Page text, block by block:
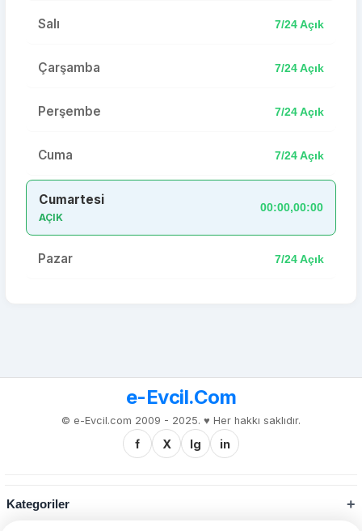
Salı 7/24 Açık
Çarşamba 7/24 Açık
Perşembe 7/24 Açık
Cuma 7/24 Açık
Cumartesi
AÇIK
00:00,00:00
Pazar 7/24 Açık
e-Evcil.Com
© e-Evcil.com 2009 - 2025. ♥️ Her hakkı saklıdır.
f X Ig in
Kategoriler